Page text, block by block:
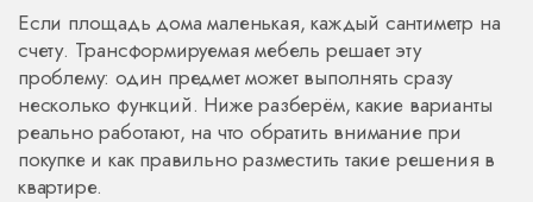
Если площадь дома маленькая, каждый сантиметр на
счету. Трансформируемая мебель решает эту
проблему: один предмет может выполнять сразу
несколько функций. Ниже разберём, какие варианты
реально работают, на что обратить внимание при
покупке и как правильно разместить такие решения в
квартире.